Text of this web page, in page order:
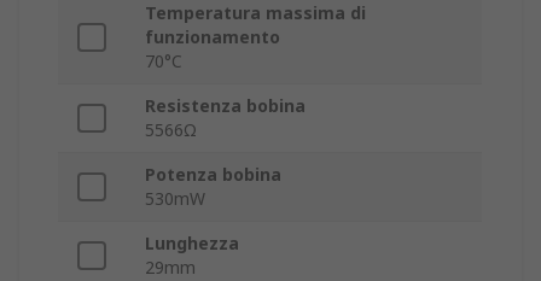
Temperatura massima di
funzionamento
70°C
Resistenza bobina
5566Ω
Potenza bobina
530mW
Lunghezza
29mm